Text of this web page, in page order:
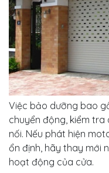
Việc bảo dưỡng bao
chuyển động, kiểm
nối. Nếu phát hiện
ổn định, hãy thay mới
hoạt động của cửa.